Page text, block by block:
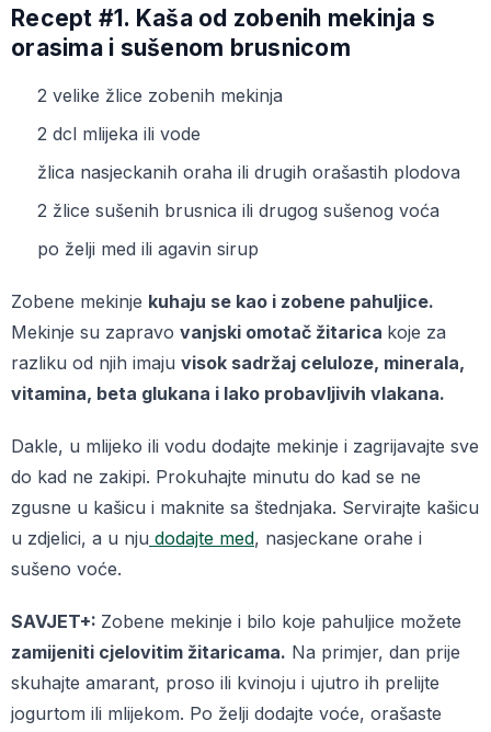
Recept #1. Kaša od zobenih mekinja s
orasima i sušenom brusnicom
2 velike žlice zobenih mekinja
2 dcl mlijeka ili vode
žlica nasjeckanih oraha ili drugih orašastih plodova
2 žlice sušenih brusnica ili drugog sušenog voća
po želji med ili agavin sirup
Zobene mekinje kuhaju se kao i zobene pahuljice.
Mekinje su zapravo vanjski omotač žitarica koje za
razliku od njih imaju visok sadržaj celuloze, minerala,
vitamina, beta glukana i lako probavljivih vlakana.
Dakle, u mlijeko ili vodu dodajte mekinje i zagrijavajte sve
do kad ne zakipi. Prokuhajte minutu do kad se ne
zgusne u kašicu i maknite sa štednjaka. Servirajte kašicu
u zdjelici, a u nju dodajte med, nasjeckane orahe i
sušeno voće.
SAVJET+: Zobene mekinje i bilo koje pahuljice možete
zamijeniti cjelovitim žitaricama. Na primjer, dan prije
skuhajte amarant, proso ili kvinoju i ujutro ih prelijte
jogurtom ili mlijekom. Po želji dodajte voće, orašaste